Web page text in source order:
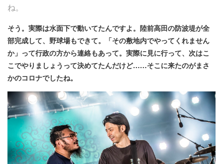
ね。
そう。実際は水面下で動いてたんですよ。陸前高田の防波堤が全
部完成して、野球場もできて。「その敷地内でやってくれません
か」って行政の方から連絡もあって。実際に見に行って、次はこ
こでやりましょうって決めてたんだけど……そこに来たのがまさ
かのコロナでしたね。